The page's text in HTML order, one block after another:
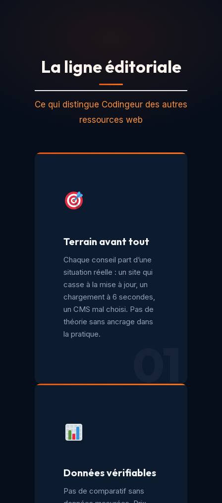
La ligne éditoriale
Ce qui distingue Codingeur des autres
ressources web
Terrain avant tout
Chaque conseil part d’une
situation réelle : un site qui
casse à la mise à jour, un
chargement à 6 secondes,
un CMS mal choisi. Pas de
théorie sans ancrage dans
la pratique.
Données vérifiables
Pas de comparatif sans